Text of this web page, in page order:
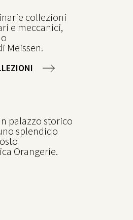
collezioni
e meccanici,
Meissen.
palazzo storico
splendido
Orangerie.